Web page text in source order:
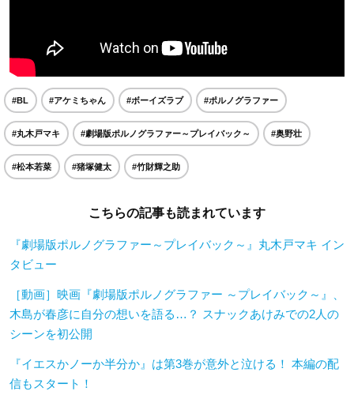
#BL #アケミちゃん #ボーイズラブ #ポルノグラファー
#丸木戸マキ #劇場版ポルノグラファー～プレイバック～ #奥野壮
#松本若菜 #猪塚健太 #竹財輝之助
こちらの記事も読まれています
『劇場版ポルノグラファー～プレイバック～』丸木戸マキ イン
タビュー
［動画］映画『劇場版ポルノグラファー ～プレイバック～』、
木島が春彦に自分の想いを語る…？ スナックあけみでの2人の
シーンを初公開
『イエスかノーか半分か』は第3巻が意外と泣ける！ 本編の配
信もスタート！